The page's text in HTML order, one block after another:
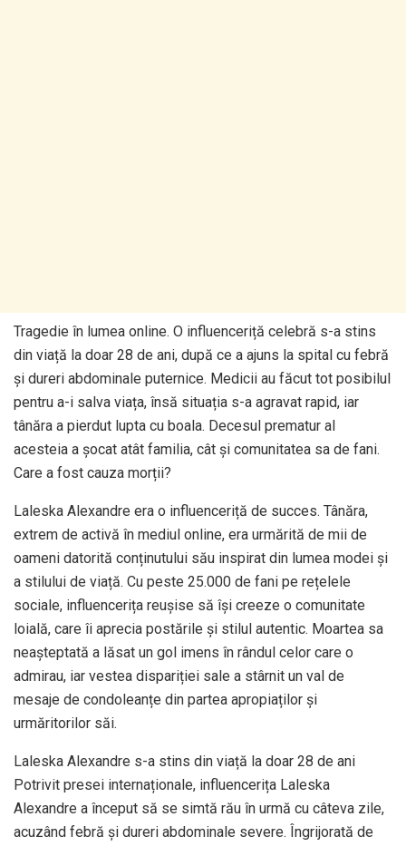
Tragedie în lumea online. O influenceriță celebră s-a stins
din viață la doar 28 de ani, după ce a ajuns la spital cu febră
și dureri abdominale puternice. Medicii au făcut tot posibilul
pentru a-i salva viața, însă situația s-a agravat rapid, iar
tânăra a pierdut lupta cu boala. Decesul prematur al
acesteia a șocat atât familia, cât și comunitatea sa de fani.
Care a fost cauza morții?
Laleska Alexandre era o influenceriță de succes. Tânăra,
extrem de activă în mediul online, era urmărită de mii de
oameni datorită conținutului său inspirat din lumea modei și
a stilului de viață. Cu peste 25.000 de fani pe rețelele
sociale, influencerița reușise să își creeze o comunitate
loială, care îi aprecia postările și stilul autentic. Moartea sa
neașteptată a lăsat un gol imens în rândul celor care o
admirau, iar vestea dispariției sale a stârnit un val de
mesaje de condoleanțe din partea apropiaților și
urmăritorilor săi.
Laleska Alexandre s-a stins din viață la doar 28 de ani
Potrivit presei internaționale, influencerița Laleska
Alexandre a început să se simtă rău în urmă cu câteva zile,
acuzând febră și dureri abdominale severe. Îngrijorată de